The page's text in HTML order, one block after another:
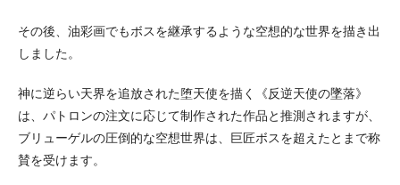
その後、油彩画でもボスを継承するような空想的な世界を描き出
しました。
神に逆らい天界を追放された堕天使を描く《反逆天使の墜落》
は、パトロンの注文に応じて制作された作品と推測されますが、
ブリューゲルの圧倒的な空想世界は、巨匠ボスを超えたとまで称
賛を受けます。